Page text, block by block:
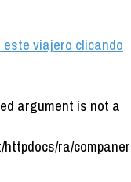
este viajero clicando
argument is not a
ra/